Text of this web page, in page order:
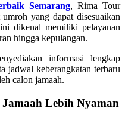
Semarang, Rima Tour
yang dapat disesuaikan
dikenal memiliki pelayanan
hingga kepulangan.
informasi lengkap
jadwal keberangkatan terbaru
calon jamaah.
Lebih Nyaman